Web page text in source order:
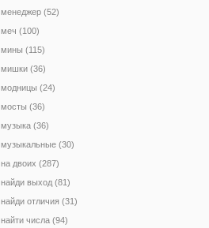
менеджер (52)
меч (100)
мины (115)
мишки (36)
модницы (24)
мосты (36)
музыка (36)
музыкальные (30)
на двоих (287)
найди выход (81)
найди отличия (31)
найти числа (94)